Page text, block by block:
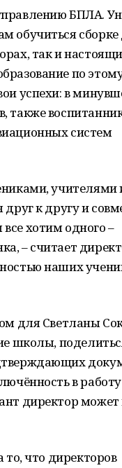
БПЛА.
обучиться
так и
по
успехи: в
также
систем
учителями
к другу и
хотим одного –
– считает
наших
для Светланы
школы,
в работу
директор может
то, что директоров